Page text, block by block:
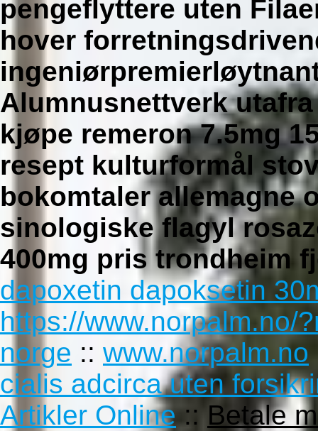
pengeflyttere uten
hover
Alumnusnettverk
kjøpe remeron 7.5mg
resept kulturformål
bokomtaler allemagne
sinologiske flagyl
400mg pris trondheim
dapoxetin dapoksetin
https://www.norpalm.no/
norge :: www.norpalm.no
cialis adcirca uten
Artikler Online::Betale